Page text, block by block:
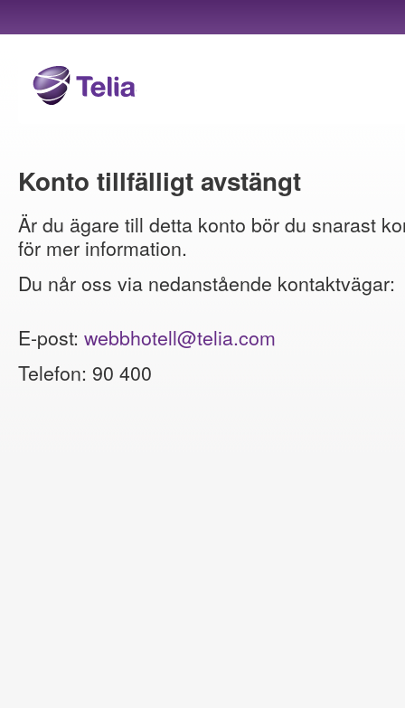
Konto tillfälligt avstängt
Är du ägare till detta konto bör du snarast
för mer information.
Du når oss via nedanstående kontaktvägar:
E-post: webbhotell@telia.com
Telefon: 90 400